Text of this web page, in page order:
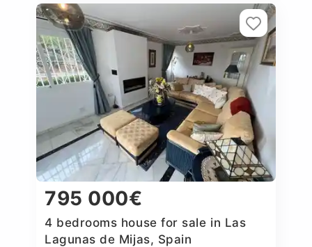
795 000€
4 bedrooms house for sale in Las
Lagunas de Mijas, Spain